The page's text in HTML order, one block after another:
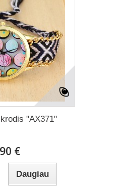
"AX371"
€
Daugiau